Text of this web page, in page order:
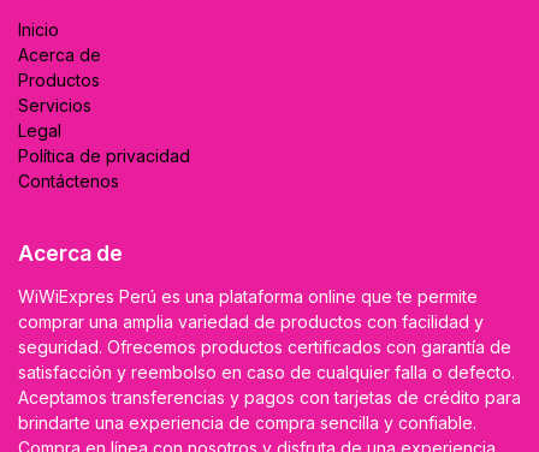
Inicio
Acerca de
Productos
Servicios
Legal
Política de privacidad
Contáctenos
Acerca de
WiWiExpres Perú es una plataforma online que te permite
comprar una amplia variedad de productos con facilidad y
seguridad. Ofrecemos productos certificados con garantía de
satisfacción y reembolso en caso de cualquier falla o defecto.
Aceptamos transferencias y pagos con tarjetas de crédito para
brindarte una experiencia de compra sencilla y confiable.
Compra en línea con nosotros y disfruta de una experiencia